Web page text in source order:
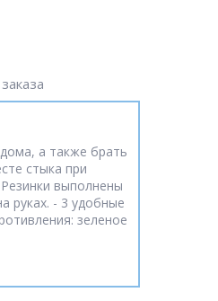
а также брать
стыка при
выполнены
руках. - 3 удобные
зеленое